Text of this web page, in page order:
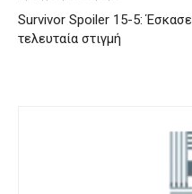
Survivor Spoiler 15-5: Έσκασε
τελευταία στιγμή